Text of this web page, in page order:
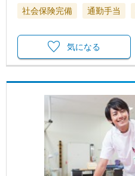
社会保険完備 通勤手当
気になる